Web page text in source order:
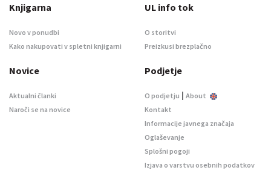
Knjigarna
Novo v ponudbi
Kako nakupovati v spletni knjigarni
UL info tok
O storitvi
Preizkusi brezplačno
Novice
Aktualni članki
Naroči se na novice
Podjetje
O podjetju | About
Kontakt
Informacije javnega značaja
Oglaševanje
Splošni pogoji
Izjava o varstvu osebnih podatkov